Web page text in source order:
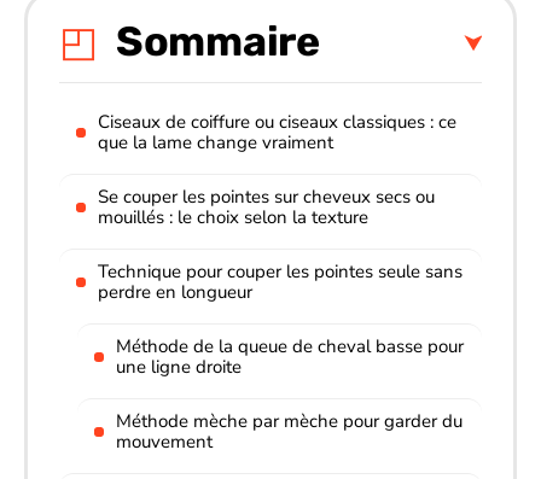
Sommaire
Ciseaux de coiffure ou ciseaux classiques : ce
que la lame change vraiment
Se couper les pointes sur cheveux secs ou
mouillés : le choix selon la texture
Technique pour couper les pointes seule sans
perdre en longueur
Méthode de la queue de cheval basse pour
une ligne droite
Méthode mèche par mèche pour garder du
mouvement